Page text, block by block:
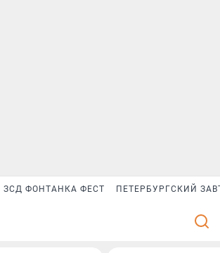
ЗСД ФОНТАНКА ФЕСТ ПЕТЕРБУРГСКИЙ